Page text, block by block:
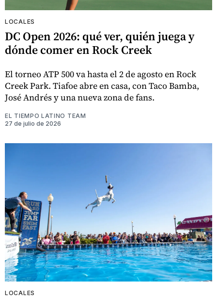
LOCALES
DC Open 2026: qué ver, quién juega y
dónde comer en Rock Creek
El torneo ATP 500 va hasta el 2 de agosto en Rock
Creek Park. Tiafoe abre en casa, con Taco Bamba,
José Andrés y una nueva zona de fans.
EL TIEMPO LATINO TEAM
27 de julio de 2026
LOCALES